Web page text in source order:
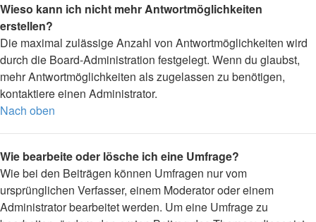
Wieso kann ich nicht mehr Antwortmöglichkeiten
erstellen?
Die maximal zulässige Anzahl von Antwortmöglichkeiten wird
durch die Board-Administration festgelegt. Wenn du glaubst,
mehr Antwortmöglichkeiten als zugelassen zu benötigen,
kontaktiere einen Administrator.
Nach oben
Wie bearbeite oder lösche ich eine Umfrage?
Wie bei den Beiträgen können Umfragen nur vom
ursprünglichen Verfasser, einem Moderator oder einem
Administrator bearbeitet werden. Um eine Umfrage zu